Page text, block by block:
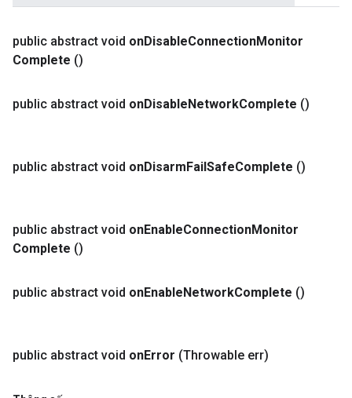
public abstract void onDisableConnectionMonitor
Complete ()
public abstract void onDisableNetworkComplete ()
public abstract void onDisarmFailSafeComplete ()
public abstract void onEnableConnectionMonitor
Complete ()
public abstract void onEnableNetworkComplete ()
public abstract void onError (Throwable err)